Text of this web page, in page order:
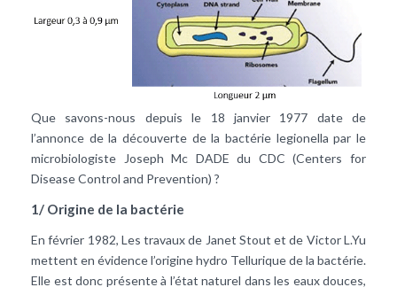
Que savons-nous depuis le 18 janvier 1977 date de
l’annonce de la découverte de la bactérie legionella par le
microbiologiste Joseph Mc DADE du CDC (Centers for
Disease Control and Prevention) ?
1/ Origine de la bactérie
En février 1982, Les travaux de Janet Stout et de Victor L.Yu
mettent en évidence l’origine hydro Tellurique de la bactérie.
Elle est donc présente à l’état naturel dans les eaux douces,